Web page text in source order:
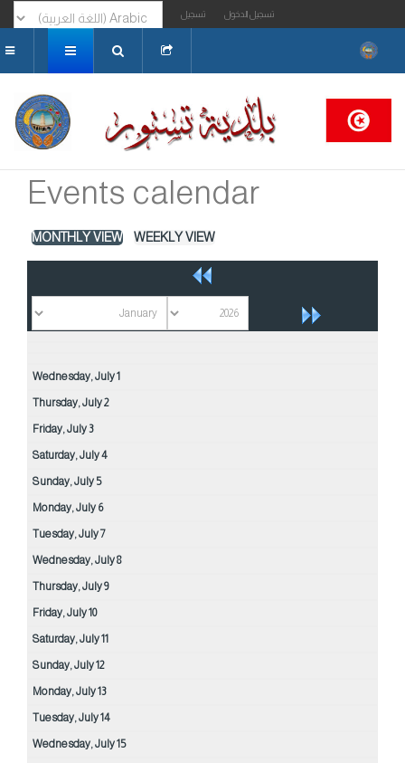
تسجيل الدخول تسجيل
البحث...
Events calendar
MONTHLY VIEW WEEKLY VIEW
Wednesday,July1
Thursday,July2
Friday,July3
Saturday,July4
Sunday,July 5
Monday,July 6
Tuesday,July7
Wednesday,July8
Thursday,July9
Friday,July10
Saturday,July11
Sunday,July12
Monday,July13
Tuesday,July14
Wednesday,July15